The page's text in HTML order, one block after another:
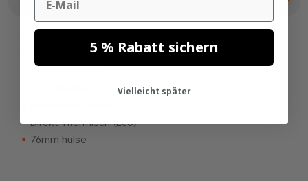
Zebra Z-Perform 1000D (87809)
Direkt Thermisch (Eco)
76mm hülse
5 % Rabatt sichern
Vielleicht später